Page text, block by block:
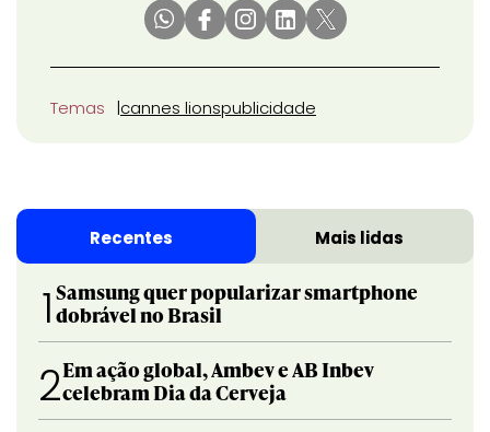
Temas cannes lionspublicidade
Recentes Mais lidas
1 Samsung quer popularizar smartphone
dobrável no Brasil
2Em ação global, Ambev e AB Inbev
celebram Dia da Cerveja